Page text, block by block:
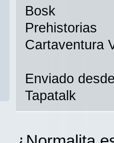
Bosk
Prehistorias
Cartaventura
Enviado
Tapatalk